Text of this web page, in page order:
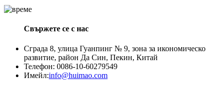
Свържете се с нас
Сграда 8, улица Гуанпинг № 9, зона за икономическо
развитие, район Да Син, Пекин, Китай
Телефон: 0086-10-60279549
Имейл:info@huimao.com